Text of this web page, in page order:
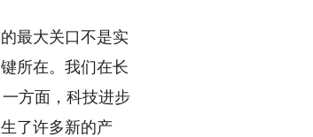
最大关口不是实
所在。我们在长
方面，科技进步
了许多新的产